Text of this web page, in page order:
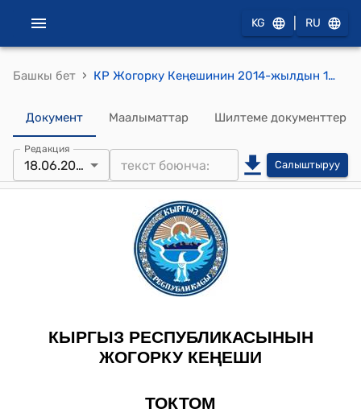
KG RU
Башкы бет › КР Жогорку Кеңешинин 2014-жылдын 18-июнундагы № 4176-V ""2014-жылдын 8-январында Бишкек шаарында кол коюлган Кыргыз Республикасынын Өкмөтү менен Сауд Арабиясы Королдугунун Өкмөтүнүн ортосундагы Сауд Арабиясы Королдугунун Кыргыз Республикасындагы Элчилигинин объекттерин куруу үчүн жер участогун берүү шарттары жөнүндө макулдашууну жана Кыргыз Республикасынын Өкмөтү менен Сауд Арабиясы Королдугунун Өкмөтүнүн ортосундагы Элчинин дипломатиялык миссиясынын жана резиденциясынын имараттарын куруу үчүн жерди пайдалануу укугу жөнүндө (өз ара келишүүчүлүк принциби) макулдашууну ратификациялоо тууралуу" Кыргыз Республикасынын Мыйзамын кабыл алуу жөнүндө" токтому
Документ Маалыматтар Шилтеме документтер
Редакция
18.06.2014 Салыштыруу